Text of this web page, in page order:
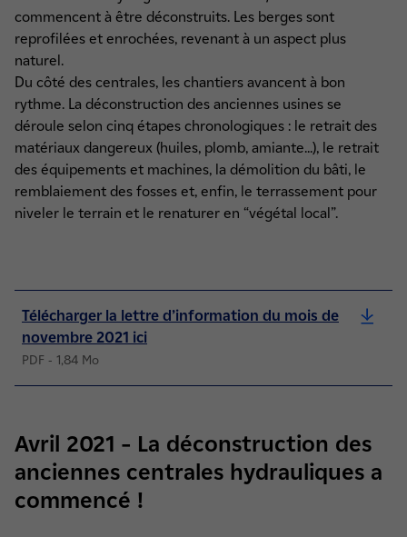
commencent à être déconstruits. Les berges sont
reprofilées et enrochées, revenant à un aspect plus
naturel.
Du côté des centrales, les chantiers avancent à bon
rythme. La déconstruction des anciennes usines se
déroule selon cinq étapes chronologiques : le retrait des
matériaux dangereux (huiles, plomb, amiante...), le retrait
des équipements et machines, la démolition du bâti, le
remblaiement des fosses et, enfin, le terrassement pour
niveler le terrain et le renaturer en “végétal local”.
Télécharger la lettre d’information du mois de
novembre 2021 ici
PDF - 1,84 Mo
Avril 2021 – La déconstruction des
anciennes centrales hydrauliques a
commencé !